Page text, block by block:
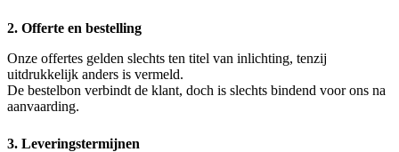
2. Offerte en bestelling
Onze offertes gelden slechts ten titel van inlichting, tenzij
uitdrukkelijk anders is vermeld.
De bestelbon verbindt de klant, doch is slechts bindend voor ons na
aanvaarding.
3. Leveringstermijnen